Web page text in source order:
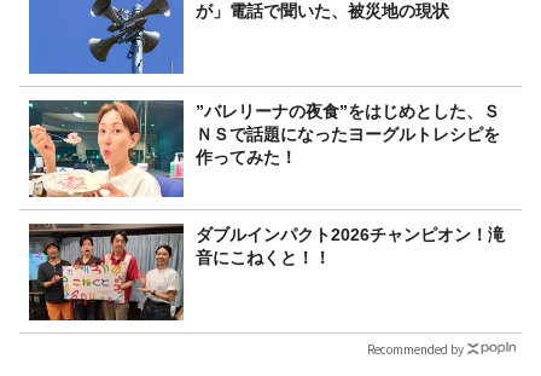
が」電話で聞いた、被災地の現状
”バレリーナの夜食”をはじめとした、Ｓ
ＮＳで話題になったヨーグルトレシピを
作ってみた！
ダブルインパクト2026チャンピオン！滝
音にこねくと！！
Recommended by